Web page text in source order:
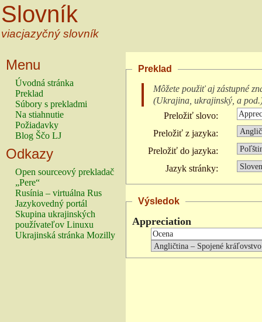
Slovník
viacjazyčný slovník
Menu
Úvodná stránka
Preklad
Súbory s prekladmi
Na stiahnutie
Požiadavky
Blog Ščo LJ
Odkazy
Open sourceový prekladač
„Pere“
Rusínia – virtuálna Rus
Jazykovedný portál
Skupina ukrajinských
používateľov Linuxu
Ukrajinská stránka Mozilly
Preklad
Môžete použiť aj zástupné
(Ukrajina, ukrajinský, a pod.
Preložiť slovo:
Preložiť z jazyka:
Preložiť do jazyka:
Jazyk stránky:
Výsledok
Appreciation